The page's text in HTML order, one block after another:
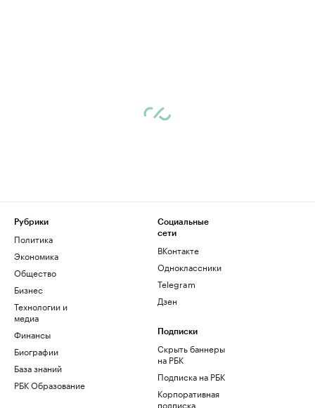
Рубрики
Политика
Экономика
Общество
Бизнес
Технологии и
медиа
Финансы
Биографии
База знаний
РБК Образование
Социальные
сети
ВКонтакте
Одноклассники
Telegram
Дзен
Подписки
Скрыть баннеры
на РБК
Подписка на РБК
Корпоративная
подписка